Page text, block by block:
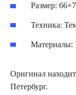
Размер:
Техника:
Материалы:
Оригинал
Петербург.